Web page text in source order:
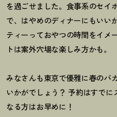
を過ごせました。食事系のセイ
で、はやめのディナーにもいい
ティーっておやつの時間をイメ
トは案外穴場な楽しみ方かも。
みなさんも東京で優雅に春のバ
いかがでしょう ？ 予約はすでに
なる方はお早めに ！